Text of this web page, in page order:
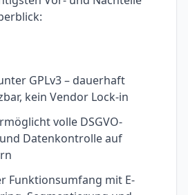
GPLv3 – dauerhaft
kein Vendor Lock-in
volle DSGVO-
Datenkontrolle auf
Funktionsumfang mit E-